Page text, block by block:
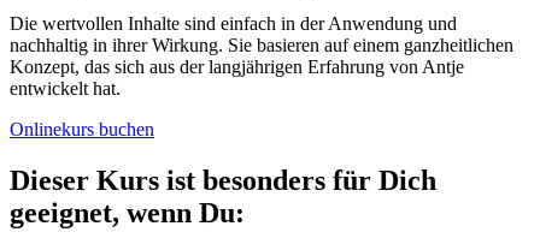
Die wertvollen Inhalte sind einfach in der Anwendung und
nachhaltig in ihrer Wirkung. Sie basieren auf einem ganzheitlichen
Konzept, das sich aus der langjährigen Erfahrung von Antje
entwickelt hat.
Onlinekurs buchen
Dieser Kurs ist besonders für Dich
geeignet, wenn Du: